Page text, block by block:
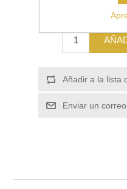
Añadir a la lista
Enviar un